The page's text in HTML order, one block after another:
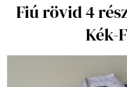
Fiú rövid 4
Kék-